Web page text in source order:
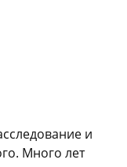
и
Много лет